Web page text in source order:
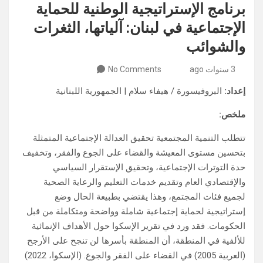
برنامج الإستراتيجية الوطنية للحماية
الإجتماعية في لبنان: آلياتها، الثغرات
والشوائب
3 سنوات ago No Comments
إعداد: البروفيسورة / هيفاء سلام | الجمهورية اللبنانية
ملخص:
تتطلب التنمية المجتمعية تحقيق العدالة الإجتماعية المتمثلة
بتحسين مستوى المعيشة والقضاء على الجوع والفقر، وتخفيف
حدة التوترات الإجتماعية، وتحقيق الإستقرار السياسي
والإقتصادي العام وتقديم خدمات التعليم والرعاية الصحية
لجميع فئات المجتمع، وهذا يقتضي بطبيعة الحال وضع
إستراتيجية لحماية إجتماعية شاملة وواضحة ومتكاملة من قبل
الحكومات. فقد ورد في تقرير الإسكوا حول الأهداف الإنمائية
للألفية في المنطقة، أن المنطقة بأسرها لن تنجح على الأرجح
(العربية 2005) في القضاء على الفقر والجوع. (الإسكوا، 2022)